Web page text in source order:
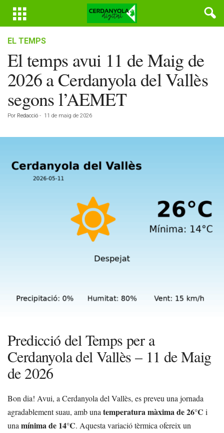
EL TEMPS
El temps avui 11 de Maig de
2026 a Cerdanyola del Vallès
segons l’AEMET
Por Redacció - 11 de maig de 2026
Predicció del Temps per a
Cerdanyola del Vallès – 11 de Maig
de 2026
Bon dia! Avui, a Cerdanyola del Vallès, es preveu una jornada
agradablement suau, amb unatemperatura màxima de 26°C i
unamínima de 14°C. Aquesta variació tèrmica ofereix un